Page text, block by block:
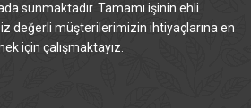
sunmaktadır. Tamamı işinin ehli
değerli müşterilerimizin ihtiyaçlarına en
için çalışmaktayız.